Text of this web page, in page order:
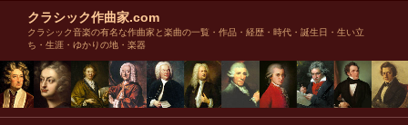
クラシック作曲家.com
クラシック音楽の有名な作曲家と楽曲の一覧・作品・経歴・時代・誕生日・生い立
ち・生涯・ゆかりの地・楽器